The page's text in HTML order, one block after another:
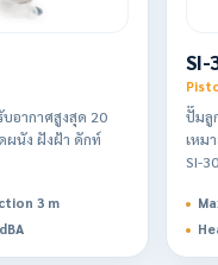
อากาศสูงสุด 20
ผนัง ฝังฝ้า ดักท์
3 m
SI-
ปั๊มลู
เหม
SI-30